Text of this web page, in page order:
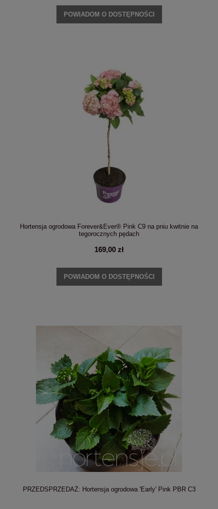
POWIADOM O DOSTĘPNOŚCI
Hortensja ogrodowa Forever&Ever® Pink C9 na pniu kwitnie na
tegorocznych pędach
169,00 zł
POWIADOM O DOSTĘPNOŚCI
PRZEDSPRZEDAŻ: Hortensja ogrodowa 'Early' Pink PBR C3